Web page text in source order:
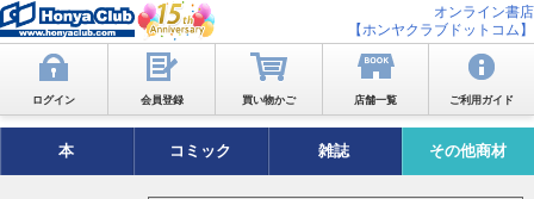
オンライン書店
【ホンヤクラブドットコム】
ログイン 会員登録 買い物かご 店舗一覧 ご利用ガイド
本 コミック 雑誌 その他商材